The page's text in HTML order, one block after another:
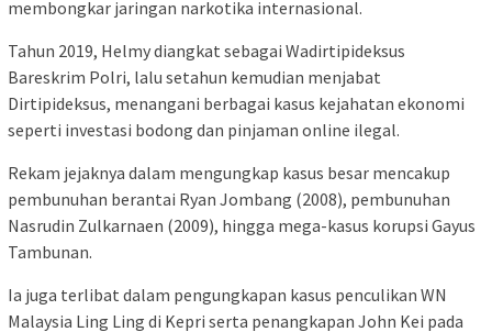
membongkar jaringan narkotika internasional.
Tahun 2019, Helmy diangkat sebagai Wadirtipideksus
Bareskrim Polri, lalu setahun kemudian menjabat
Dirtipideksus, menangani berbagai kasus kejahatan ekonomi
seperti investasi bodong dan pinjaman online ilegal.
Rekam jejaknya dalam mengungkap kasus besar mencakup
pembunuhan berantai Ryan Jombang (2008), pembunuhan
Nasrudin Zulkarnaen (2009), hingga mega-kasus korupsi Gayus
Tambunan.
Ia juga terlibat dalam pengungkapan kasus penculikan WN
Malaysia Ling Ling di Kepri serta penangkapan John Kei pada